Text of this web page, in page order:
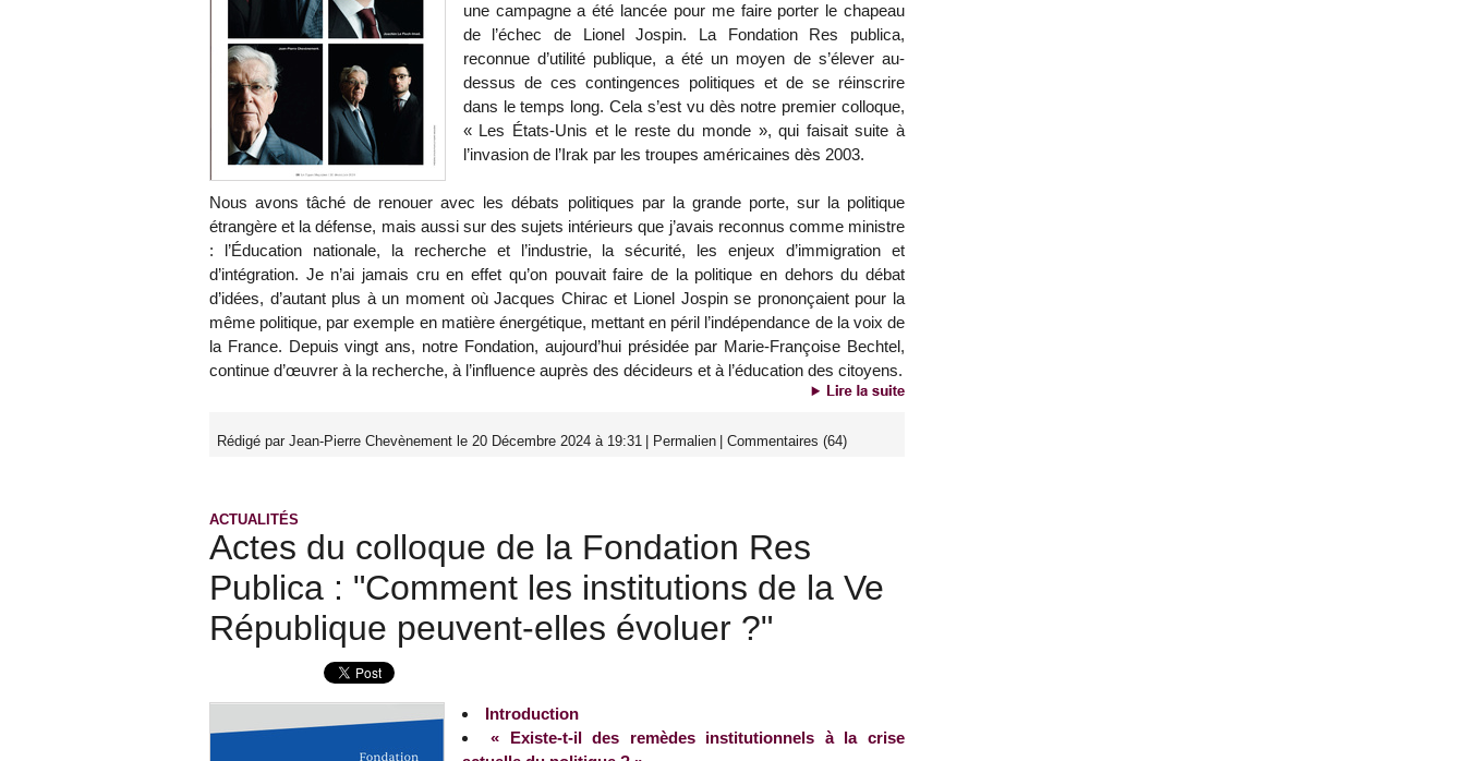
une campagne a été lancée pour me faire porter le chapeau
de l’échec de Lionel Jospin. La Fondation Res publica,
reconnue d’utilité publique, a été un moyen de s’élever au-
dessus de ces contingences politiques et de se réinscrire
dans le temps long. Cela s’est vu dès notre premier colloque,
« Les États-Unis et le reste du monde », qui faisait suite à
l’invasion de l’Irak par les troupes américaines dès 2003.
Nous avons tâché de renouer avec les débats politiques par la grande porte, sur la politique
étrangère et la défense, mais aussi sur des sujets intérieurs que j’avais reconnus comme ministre
: l’Éducation nationale, la recherche et l’industrie, la sécurité, les enjeux d’immigration et
d’intégration. Je n’ai jamais cru en effet qu’on pouvait faire de la politique en dehors du débat
d’idées, d’autant plus à un moment où Jacques Chirac et Lionel Jospin se prononçaient pour la
même politique, par exemple en matière énergétique, mettant en péril l’indépendance de la voix de
la France. Depuis vingt ans, notre Fondation, aujourd’hui présidée par Marie-Françoise Bechtel,
continue d’œuvrer à la recherche, à l’influence auprès des décideurs et à l’éducation des citoyens.
Rédigé par Jean-Pierre Chevènement le 20 Décembre 2024 à 19:31 Permalien Commentaires (64)
ACTUALITÉS
Actes du colloque de la Fondation Res
Publica : "Comment les institutions de la Ve
République peuvent-elles évoluer ?"
Introduction
« Existe-t-il des remèdes institutionnels à la crise